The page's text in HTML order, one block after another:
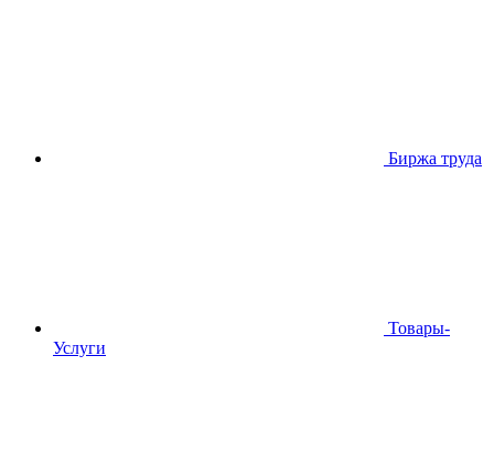
Биржа труда
Товары-
Услуги